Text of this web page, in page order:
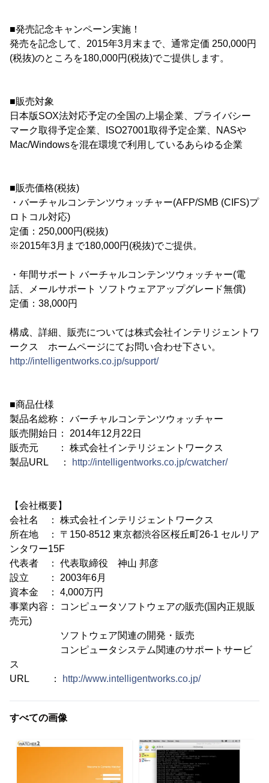
■発売記念キャンペーン実施！
発売を記念して、2015年3月末まで、通常定価 250,000円
(税抜)のところを180,000円(税抜)でご提供します。
■販売対象
日本版SOX法対応予定の全国の上場企業、プライバシー
マーク取得予定企業、ISO27001取得予定企業、NASや
Mac/Windowsを混在環境で利用しているあらゆる企業
■販売価格(税抜)
・バーチャルコンテンツウォッチャー(AFP/SMB (CIFS)プ
ロトコル対応)
定価：250,000円(税抜)
※2015年3月まで180,000円(税抜)でご提供。
・年間サポート バーチャルコンテンツウォッチャー(電
話、メールサポート ソフトウェアアップグレード無償)
定価：38,000円
構成、詳細、販売については株式会社インテリジェントワ
ークス ホームページにてお問い合わせ下さい。
http://intelligentworks.co.jp/support/
■商品仕様
製品名総称： バーチャルコンテンツウォッチャー
販売開始日： 2014年12月22日
販売元 ： 株式会社インテリジェントワークス
製品URL ：
http://intelligentworks.co.jp/cwatcher/
【会社概要】
会社名 ： 株式会社インテリジェントワークス
所在地 ： 〒150-8512 東京都渋谷区桜丘町26-1 セルリア
ンタワー15F
代表者 ： 代表取締役 神山 邦彦
設立 ： 2003年6月
資本金 ： 4,000万円
事業内容： コンピュータソフトウェアの販売(国内正規販
売元)
ソフトウェア関連の開発・販売
コンピュータシステム関連のサポートサービ
ス
URL ：
http://www.intelligentworks.co.jp/
すべての画像